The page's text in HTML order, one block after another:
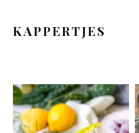
KAPPERTJES